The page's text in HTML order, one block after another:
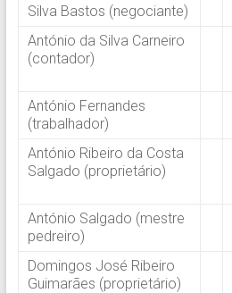
Silva Bastos (negociante)
António da Silva Carneiro
(contador)
António Fernandes
(trabalhador)
António Ribeiro da Costa
Salgado (proprietário)
António Salgado (mestre
pedreiro)
Domingos José Ribeiro
Guimarães (proprietário)